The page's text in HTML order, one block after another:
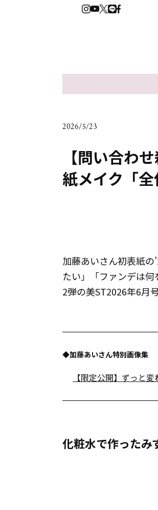
2026/5/23
【問い合わ
紙メイク「全
加藤あいさん初表紙
たい」「ファンデは
2弾の美ST2026年6月
◆加藤あいさん特別画像集
【限定公開】ずっと
化粧水で作ったみ